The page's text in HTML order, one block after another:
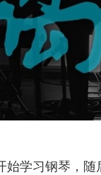
学习钢琴，